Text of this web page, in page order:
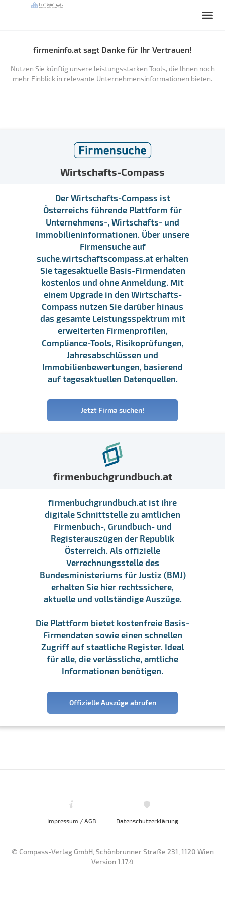
firmeninfo.at sagt Danke für Ihr Vertrauen!
Nutzen Sie künftig unsere leistungsstarken Tools, die Ihnen noch
mehr Einblick in relevante Unternehmensinformationen bieten.
Wirtschafts-Compass
Der Wirtschafts-Compass ist
Österreichs führende Plattform für
Unternehmens-, Wirtschafts- und
Immobilieninformationen. Über unsere
Firmensuche auf
suche.wirtschaftscompass.at erhalten
Sie tagesaktuelle Basis-Firmendaten
kostenlos und ohne Anmeldung. Mit
einem Upgrade in den Wirtschafts-
Compass nutzen Sie darüber hinaus
das gesamte Leistungsspektrum mit
erweiterten Firmenprofilen,
Compliance-Tools, Risikoprüfungen,
Jahresabschlüssen und
Immobilienbewertungen, basierend
auf tagesaktuellen Datenquellen.
Jetzt Firma suchen!
firmenbuchgrundbuch.at
firmenbuchgrundbuch.at ist ihre
digitale Schnittstelle zu amtlichen
Firmenbuch-, Grundbuch- und
Registerauszügen der Republik
Österreich. Als offizielle
Verrechnungsstelle des
Bundesministeriums für Justiz (BMJ)
erhalten Sie hier rechtssichere,
aktuelle und vollständige Auszüge.
Die Plattform bietet kostenfreie Basis-
Firmendaten sowie einen schnellen
Zugriff auf staatliche Register. Ideal
für alle, die verlässliche, amtliche
Informationen benötigen.
Offizielle Auszüge abrufen
Impressum / AGB Datenschutzerklärung
© Compass-Verlag GmbH, Schönbrunner Straße 231, 1120 Wien
Version 1.17.4